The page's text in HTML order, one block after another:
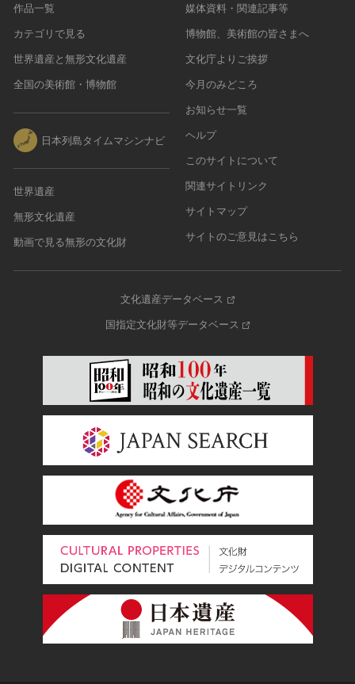
作品一覧
カテゴリで見る
世界遺産と無形文化遺産
全国の美術館・博物館
日本列島タイムマシンナビ
世界遺産
無形文化遺産
動画で見る無形の文化財
媒体資料・関連記事等
博物館、美術館の皆さまへ
文化庁よりご挨拶
今月のみどころ
お知らせ一覧
ヘルプ
このサイトについて
関連サイトリンク
サイトマップ
サイトのご意見はこちら
文化遺産データベース
国指定文化財等データベース